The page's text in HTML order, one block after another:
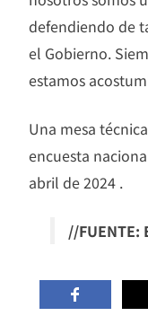
defendiendo de
el Gobierno.
estamos
Una mesa
encuesta
abril de 2024 .
//FUENTE: